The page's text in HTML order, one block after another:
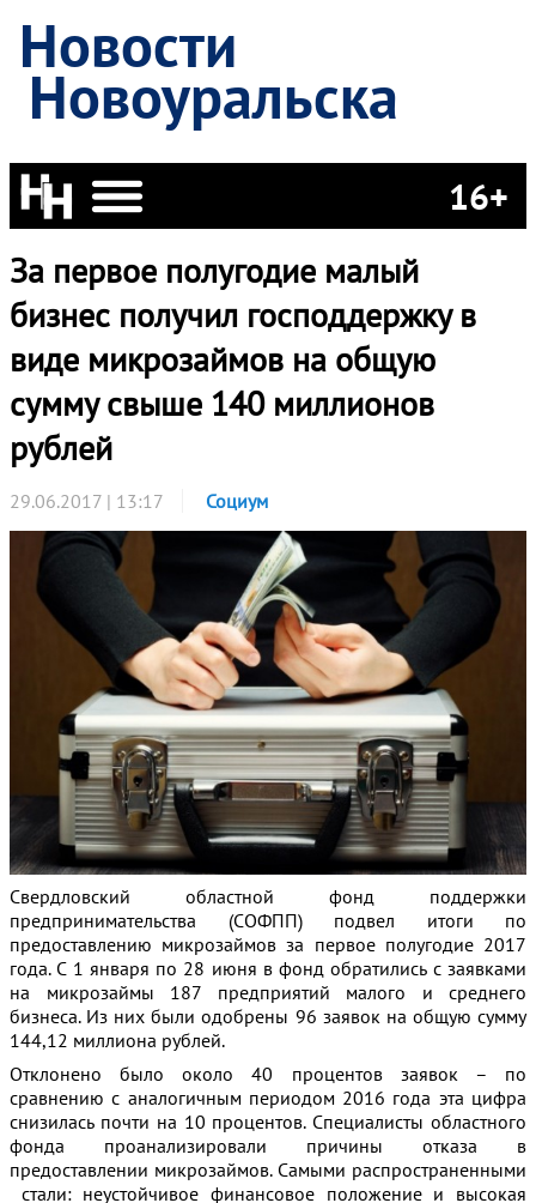
Новости
Новоуральска
16+
За первое полугодие малый
бизнес получил господдержку в
виде микрозаймов на общую
сумму свыше 140 миллионов
рублей
29.06.2017 | 13:17 Социум
Свердловский областной фонд поддержки
предпринимательства (СОФПП) подвел итоги по
предоставлению микрозаймов за первое полугодие 2017
года. С 1 января по 28 июня в фонд обратились с заявками
на микрозаймы 187 предприятий малого и среднего
бизнеса. Из них были одобрены 96 заявок на общую сумму
144,12 миллиона рублей.
Отклонено было около 40 процентов заявок – по
сравнению с аналогичным периодом 2016 года эта цифра
снизилась почти на 10 процентов. Специалисты областного
фонда проанализировали причины отказа в
предоставлении микрозаймов. Самыми распространенными
стали: неустойчивое финансовое положение и высокая